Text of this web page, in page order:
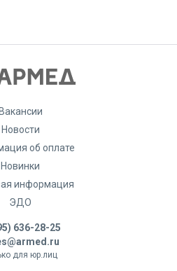
Вакансии
Новости
об оплате
Новинки
информация
ЭДО
636-28-25
для юр.лиц